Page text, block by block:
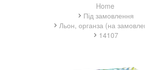
Home
під замовлення
льон, органза (на
14107